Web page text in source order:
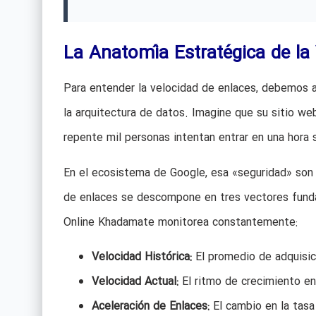
La Anatomía Estratégica de
Para entender la velocidad de enlaces,
la arquitectura de datos. Imagine que su sitio
repente mil personas intentan entrar en una
En el ecosistema de Google, esa «seguridad»
de enlaces se descompone en tres vectores
Online Khadamate monitorea constantemente:
Velocidad Histórica:El promedio de
Velocidad Actual:El ritmo de crecimiento
Aceleración de Enlaces:El cambio en la